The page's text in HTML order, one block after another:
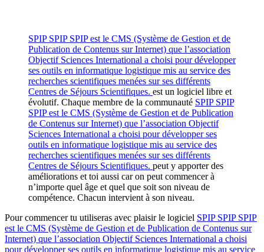
SPIP SPIP SPIP est le CMS (Système de Gestion et de
Publication de Contenus sur Internet) que l’association
Objectif Sciences International a choisi pour développer
ses outils en informatique logistique mis au service des
recherches scientifiques menées sur ses différents
Centres de Séjours Scientifiques. est un logiciel libre et
évolutif. Chaque membre de la communauté SPIP SPIP
SPIP est le CMS (Système de Gestion et de Publication
de Contenus sur Internet) que l’association Objectif
Sciences International a choisi pour développer ses
outils en informatique logistique mis au service des
recherches scientifiques menées sur ses différents
Centres de Séjours Scientifiques. peut y apporter des
améliorations et toi aussi car on peut commencer à
n’importe quel âge et quel que soit son niveau de
compétence. Chacun intervient à son niveau.
Pour commencer tu utiliseras avec plaisir le logiciel SPIP SPIP SPIP
est le CMS (Système de Gestion et de Publication de Contenus sur
Internet) que l’association Objectif Sciences International a choisi
pour développer ses outils en informatique logistique mis au service